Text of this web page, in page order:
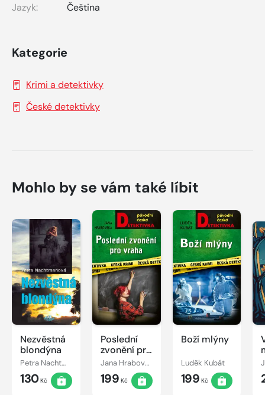
Jazyk:
Čeština
Kategorie
Krimi a detektivky
České detektivky
Mohlo by se vám také líbit
Nezvěstná
blondýna
Petra Nachtmanová
130Kč
Poslední
zvonění pro
vraha
Jana Hrabovská
199 Kč
Boží mlýny
Luděk Kubát
199 Kč